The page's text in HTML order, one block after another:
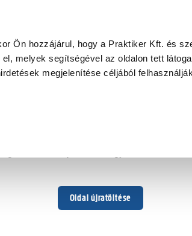
Ön hozzájárul, hogy a Praktiker Kft. és
melyek segítségével az oldalon tett
megjelenítése céljából
Oldal újratöltése